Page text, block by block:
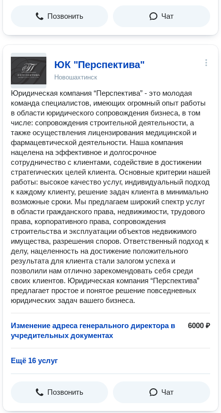
Позвонить Чат
ЮК "Перспектива"
Новошахтинск
Юридическая компания “Перспектива” - это молодая
команда специалистов, имеющих огромный опыт работы
в области юридического сопровождения бизнеса, в том
числе: сопровождения строительной деятельности, а
также осуществления лицензирования медицинской и
фармацевтической деятельности. Наша компания
нацелена на эффективное и долгосрочное
сотрудничество с клиентами, содействие в достижении
стратегических целей клиента. Основные критерии нашей
работы: высокое качество услуг, индивидуальный подход
к каждому клиенту, решение задач клиента в минимально
возможные сроки. Мы предлагаем широкий спектр услуг
в области гражданского права, недвижимости, трудового
права, корпоративного права, сопровождения
строительства и эксплуатации объектов недвижимого
имущества, разрешения споров. Ответственный подход к
делу, нацеленность на достижение положительного
результата для клиента стали залогом успеха и
позволили нам отлично зарекомендовать себя среди
своих клиентов. Юридическая компания “Перспектива”
предлагает простое и понятое решение повседневных
юридических задач вашего бизнеса.
Изменение адреса генерального директора в
учредительных документах
6000 ₽
Ещё 16 услуг
Позвонить Чат